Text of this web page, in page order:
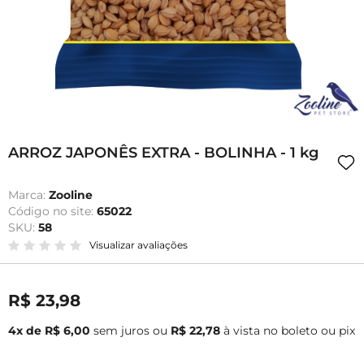
ARROZ JAPONÊS EXTRA - BOLINHA - 1 kg
Marca: Zooline
Código no site: 65022
SKU: 58
Visualizar avaliações
R$ 23,98
4x de R$ 6,00 sem juros ou R$ 22,78 à vista no boleto ou pix